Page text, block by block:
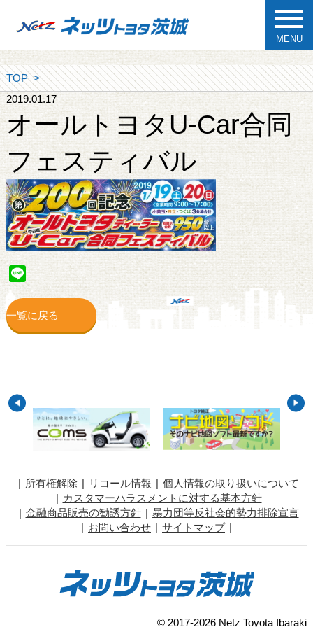
MENU
TOP
2019.01.17
オールトヨタU-Car合同
フェスティバル
Line
一覧に戻る
所有権解除 リコール情報
個人情報の取り扱いについて
カスタマーハラスメントに対する基本方針
金融商品販売の勧誘方針
暴力団等反社会的勢力排除宣言
お問い合わせ
サイトマップ
© 2017-2026 Netz Toyota Ibaraki